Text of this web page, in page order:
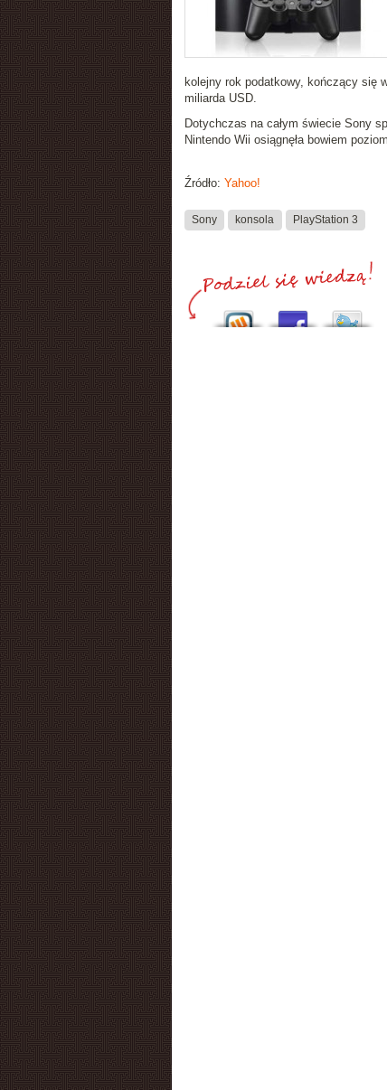
kolejny rok podatkowy, kończący się
miliarda USD.
Dotychczas na całym świecie Sony
Nintendo Wii osiągnęła bowiem
Źródło: Yahoo!
Sony konsola PlayStation 3